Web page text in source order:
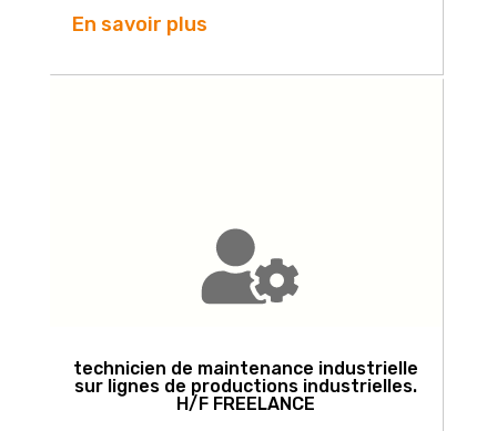
En savoir plus
technicien de maintenance industrielle
sur lignes de productions industrielles.
H/F FREELANCE